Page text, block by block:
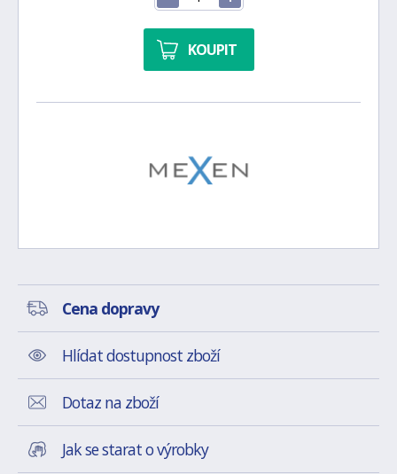
KOUPIT
Cena dopravy
Hlídat dostupnost zboží
Dotaz na zboží
Jak se starat o výrobky